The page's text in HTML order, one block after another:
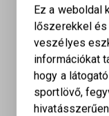
Ez a weboldal
lőszerekkel
veszélyes
információkat
hogy a
sportlövő,